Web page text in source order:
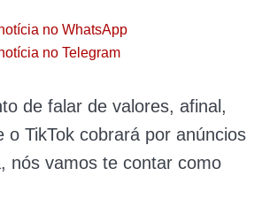
no WhatsApp
no Telegram
de falar de valores, afinal,
o TikTok cobrará por anúncios
nós vamos te contar como